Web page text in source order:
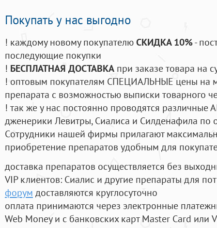
Покупать у нас выгодно
! каждому новому покупателюСКИДКА 10%-
последующие покупки
! БЕСПЛАТНАЯ ДОСТАВКА при заказе товара на
! оптовым покупателям СПЕЦИАЛЬНЫЕ цены на
препарата с возможностью выписки товарного
! так же у нас постоянно проводятся
дженерики Левитры, Сиалиса и Силденафила по
Cотрудники нашей фирмы прилагают
приобретение препаратов удобным для
доставка препаратов осуществляется без
VIP клиентов: Сиалис и другие препараты для
форум доставляются круглосуточно
оплата принимаются через электронные
Web Money и с банковских карт Master Card или